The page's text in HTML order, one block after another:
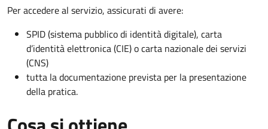
Per accedere al servizio, assicurati di avere:
SPID (sistema pubblico di identità digitale), carta
d’identità elettronica (CIE) o carta nazionale dei servizi
(CNS)
tutta la documentazione prevista per la presentazione
della pratica.